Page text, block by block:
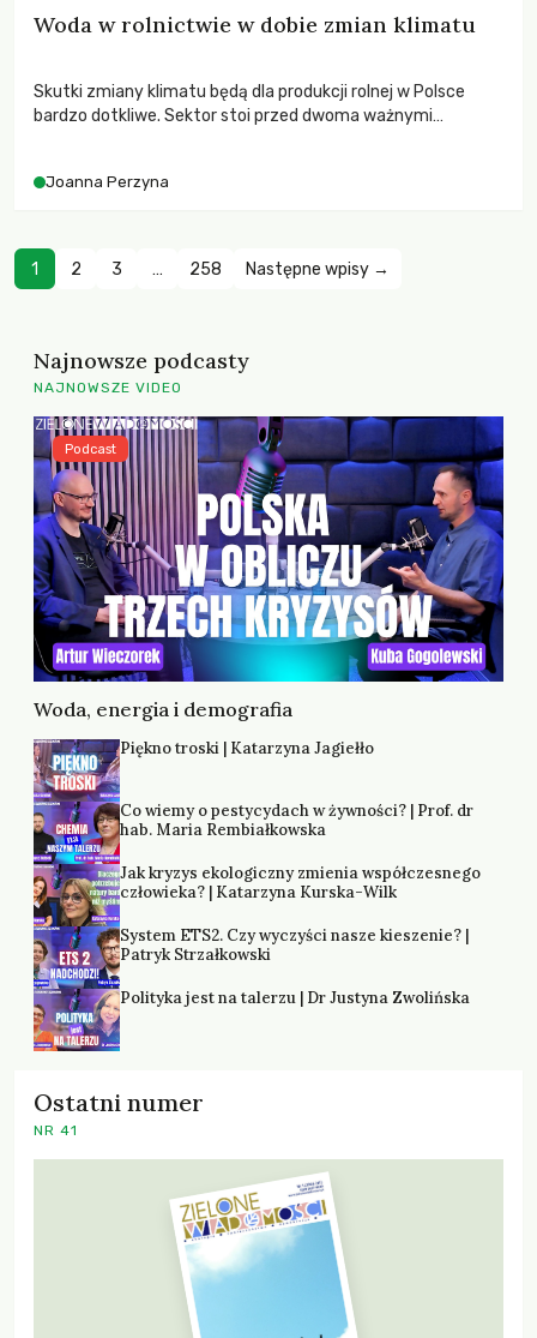
Woda w rolnictwie w dobie zmian klimatu
Skutki zmiany klimatu będą dla produkcji rolnej w Polsce
bardzo dotkliwe. Sektor stoi przed dwoma ważnymi
zachodzących zmian klimatycznych. Wymagać to będzie
Joanna Perzyna
1 2 3 … 258 Następne wpisy →
Najnowsze podcasty
NAJNOWSZE VIDEO
Woda, energia i demografia
Podcast
Piękno troski | Katarzyna Jagiełło
Co wiemy o pestycydach w żywności? | Prof. dr
hab. Maria Rembiałkowska
Jak kryzys ekologiczny zmienia współczesnego
człowieka? | Katarzyna Kurska-Wilk
System ETS2. Czy wyczyści nasze kieszenie? |
Patryk Strzałkowski
Polityka jest na talerzu | Dr Justyna Zwolińska
Ostatni numer
NR 41